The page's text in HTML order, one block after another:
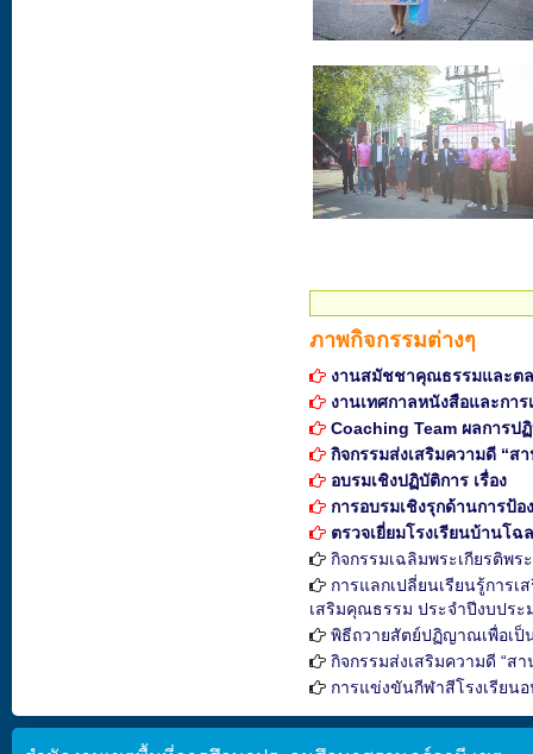
ภาพกิจกรรมต่างๆ
งานสมัชชาคุณธรรมและต
งานเทศกาลหนังสือและกา
Coaching Team ผลการป
กิจกรรมส่งเสริมความดี “ส
อบรมเชิงปฏิบัติการ เรื่อง
การอบรมเชิงรุกด้านการป้
ตรวจเยี่ยมโรงเรียนบ้านโฉ
กิจกรรมเฉลิมพระเกียรติพ
การแลกเปลี่ยนเรียนรู้การ
เสริมคุณธรรม ประจำปีงบปร
พิธีถวายสัตย์ปฏิญาณเพื่อเ
กิจกรรมส่งเสริมความดี “ส
การแข่งขันกีฬาสีโรงเรียน